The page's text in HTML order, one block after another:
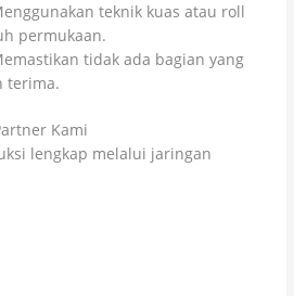
teknik kuas atau roll
permukaan.
tidak ada bagian yang
terima.
Kami
lengkap melalui jaringan